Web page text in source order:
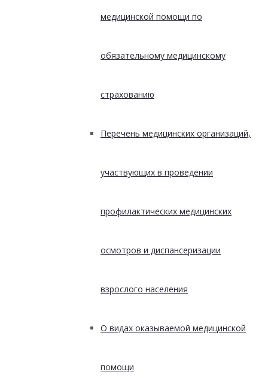
медицинской помощи по
обязательному медицинскому
страхованию
Перечень медицинских организаций,
участвующих в проведении
профилактических медицинских
осмотров и диспансеризации
взрослого населения
О видах оказываемой медицинской
помощи